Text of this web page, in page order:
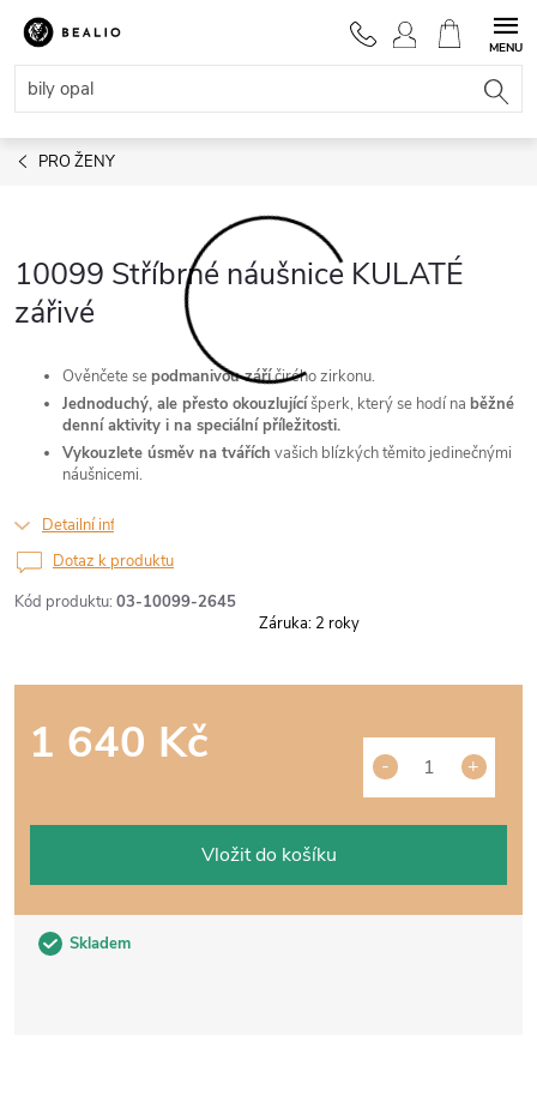
Přejít
obsah
NÁKUPNÍ
KOŠÍK
PRO ŽENY
10099 Stříbrné náušnice KULATÉ
zářivé
Kód produktu: 03-10099-2645
Ověnčete sepodmanivou záříčirého zirkonu.
Jednoduchý, ale přesto okouzlujícíšperk, který se hodí na běžné
denní aktivity i na speciální příležitosti.
Vykouzlete úsměv na tvářích vašich blízkých těmito jedinečnými
náušnicemi.
Detailní informace
Skladem
1 640 Kč
Vložit do košíku
Dotaz k produktu
Záruka: 2 roky